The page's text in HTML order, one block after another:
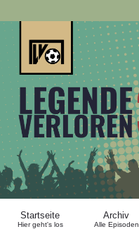
Startseite
Hier geht's los
Archiv
Alle Episoden